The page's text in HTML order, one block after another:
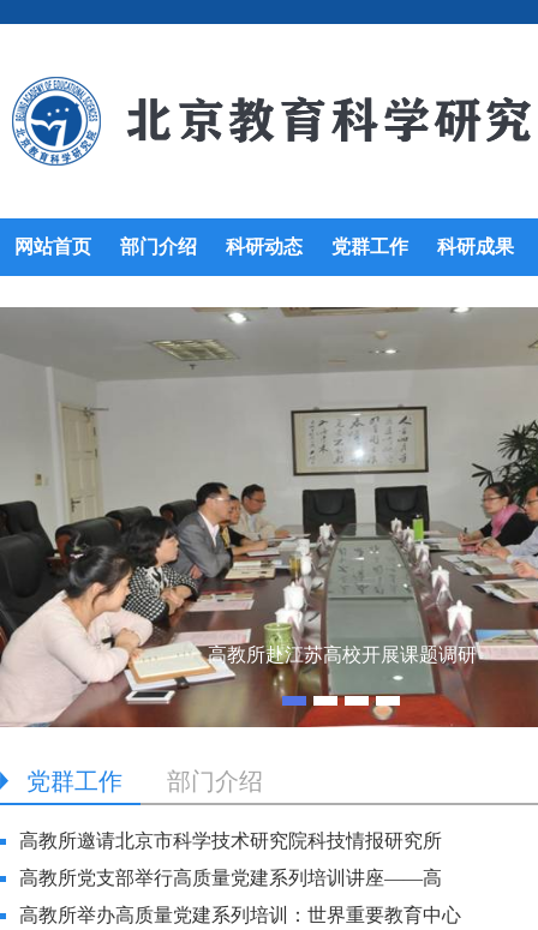
网站首页 部门介绍 科研动态 党群工作 科研成果
高教所赴江苏高校开展课题调研
党群工作 部门介绍
高教所邀请北京市科学技术研究院科技情报研究所
高教所党支部举行高质量党建系列培训讲座——高
高教所举办高质量党建系列培训：世界重要教育中心